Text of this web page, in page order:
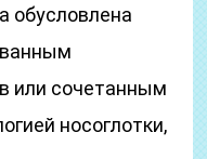
обусловлена
или сочетанным
носоглотки,